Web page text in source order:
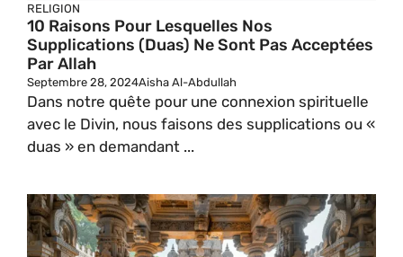
RELIGION
10 Raisons Pour Lesquelles Nos
Supplications (duas) Ne Sont Pas Acceptées
Par Allah
Septembre 28, 2024Aisha Al-Abdullah
Dans notre quête pour une connexion spirituelle
avec le Divin, nous faisons des supplications ou «
duas » en demandant ...